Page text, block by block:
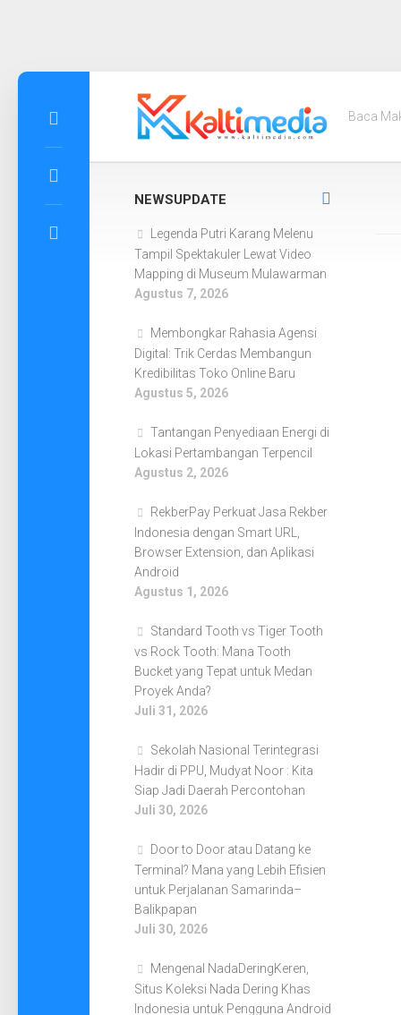
Skip
Baca
NEWSUPDATE
Legenda Putri Karang Melenu
Tampil Spektakuler Lewat Video
Mapping di Museum Mulawarman
Agustus 7, 2026
Membongkar Rahasia Agensi
Digital: Trik Cerdas Membangun
Kredibilitas Toko Online Baru
Agustus 5, 2026
Tantangan Penyediaan Energi di
Lokasi Pertambangan Terpencil
Agustus 2, 2026
RekberPay Perkuat Jasa Rekber
Indonesia dengan Smart URL,
Browser Extension, dan Aplikasi
Android
Agustus 1, 2026
Standard Tooth vs Tiger Tooth
vs Rock Tooth: Mana Tooth
Bucket yang Tepat untuk Medan
Proyek Anda?
Juli 31, 2026
Sekolah Nasional Terintegrasi
Hadir di PPU, Mudyat Noor : Kita
Siap Jadi Daerah Percontohan
Juli 30, 2026
Door to Door atau Datang ke
Terminal? Mana yang Lebih Efisien
untuk Perjalanan Samarinda–
Balikpapan
Juli 30, 2026
Mengenal NadaDeringKeren,
Situs Koleksi Nada Dering Khas
Indonesia untuk Pengguna Android